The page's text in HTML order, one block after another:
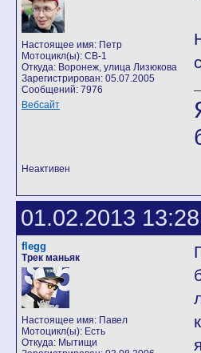
Настоящее имя: Петр
Мотоцикл(ы): CB-1
Откуда: Воронеж, улица Лизюкова
Зарегистрирован: 05.07.2005
Сообщений: 7976
Вебсайт
Неактивен
01.02.2013
flegg
Трек маньяк
Настоящее имя: Павел
Мотоцикл(ы): Есть
Откуда: Мытищи